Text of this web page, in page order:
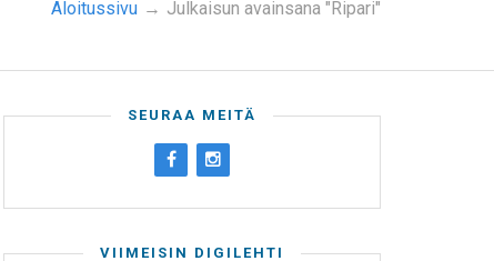
Aloitussivu → Julkaisun avainsana "Ripari"
SEURAA MEITÄ
VIIMEISIN DIGILEHTI